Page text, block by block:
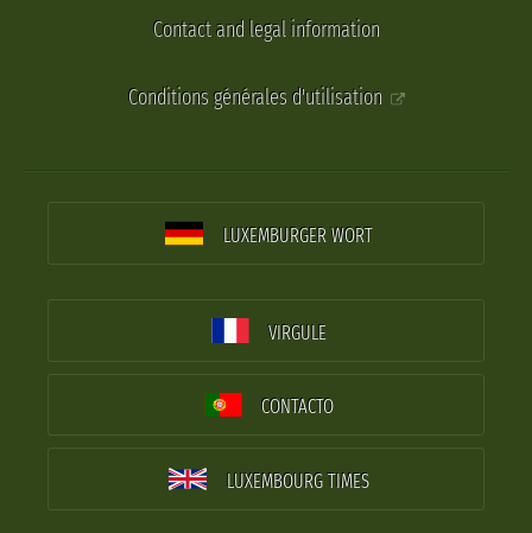
Contact and legal information
Conditions générales d'utilisation
LUXEMBURGER WORT
VIRGULE
CONTACTO
LUXEMBOURG TIMES